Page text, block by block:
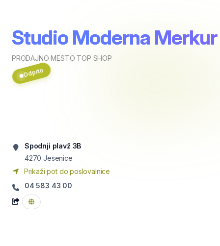
Studio Moderna
PRODAJNO MESTO TOP SHOP
Odprto
Spodnji plavž 3B
4270 Jesenice
Prikaži pot do poslovalnice
04 583 43 00